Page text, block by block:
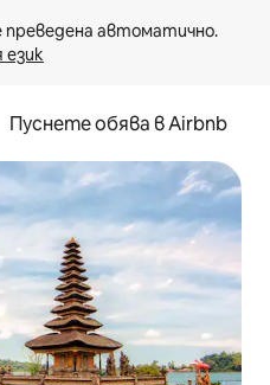
език
Пуснете обява в Airbnb